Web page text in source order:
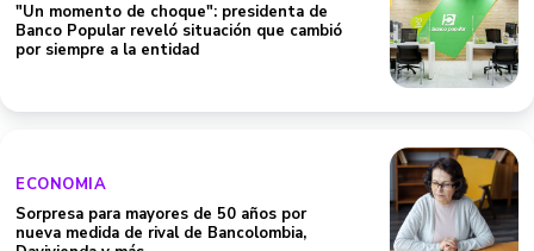
"Un momento de choque": presidenta de
Banco Popular reveló situación que cambió
por siempre a la entidad
ECONOMIA
Sorpresa para mayores de 50 años por
nueva medida de rival de Bancolombia,